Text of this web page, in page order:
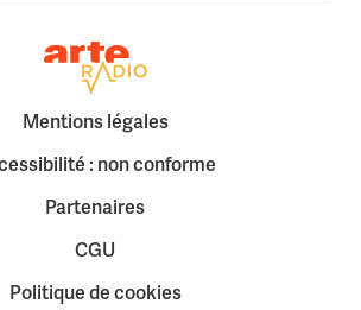
Retour à la page d'accueil
Mentions légales
: non conforme
Partenaires
CGU
Politique de cookies